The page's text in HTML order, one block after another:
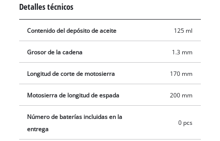
Si es necesario, se puede apretar y cambiar con la práctica
perno de retención de la cadena evita el deslizamiento no
deseado de la cadena de la cuchilla de manera confiable. Los
cuchillos cortadores de setos hechos de corte láser y acero
pulido con diamante aseguran resultados de corte limpios. El
cortasetos se puede transportar de forma segura y cómoda en
la bolsa estable. El mango telescópico infinitamente ajustable
trabajo requerida. La empuñadura adicional, también
infinitamente ajustable, puede adaptarse a cualquier usuario
Detalles técnicos
Contenido del depósito de aceite 125 ml
Grosor de la cadena 1.3 mm
Longitud de corte de motosierra 170 mm
Motosierra de longitud de espada 200 mm
Número de baterías incluidas en la
entrega
0 pcs